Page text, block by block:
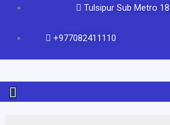
Tulsipur Sub Metro
+977082411110